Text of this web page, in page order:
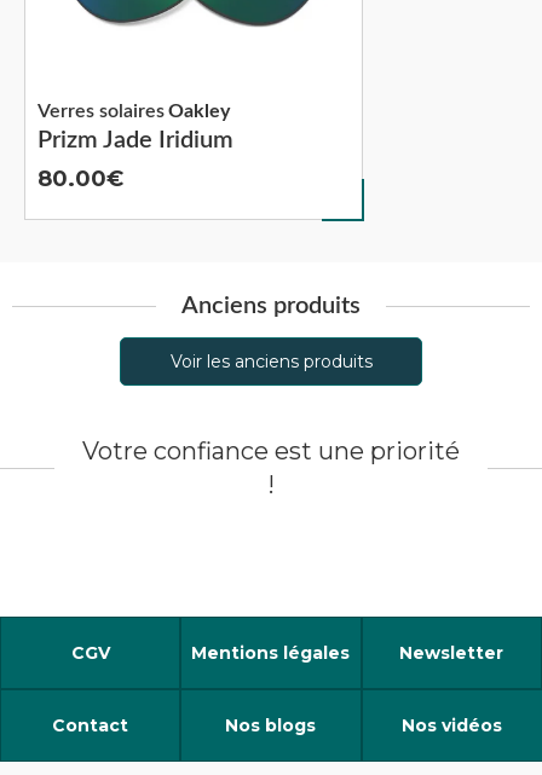
Prizm Jade Iridium
Verres solairesOakley
80.00
Anciens produits
Voir les anciens produits
Votre confiance est une priorité
!
CGV Mentions légales Newsletter
Contact Nos blogs Nos vidéos